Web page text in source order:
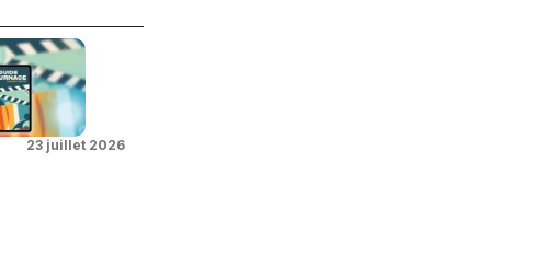
23 juillet 2026